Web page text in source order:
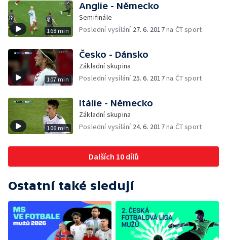
168 min
Anglie - Německo
Semifinále
Poslední vysílání 27. 6. 2017na ČT sport
107 min
Česko - Dánsko
Základní skupina
Poslední vysílání 25. 6. 2017na ČT sport
106 min
Itálie - Německo
Základní skupina
Poslední vysílání 24. 6. 2017na ČT sport
Dalších 10 dílů
Ostatní také sledují